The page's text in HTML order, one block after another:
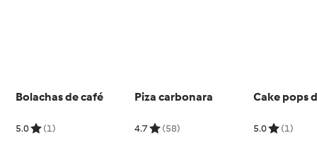
Bolachas de café
5.0 (1)
Piza carbonara
4.7 (58)
Cake pops
5.0 (1)